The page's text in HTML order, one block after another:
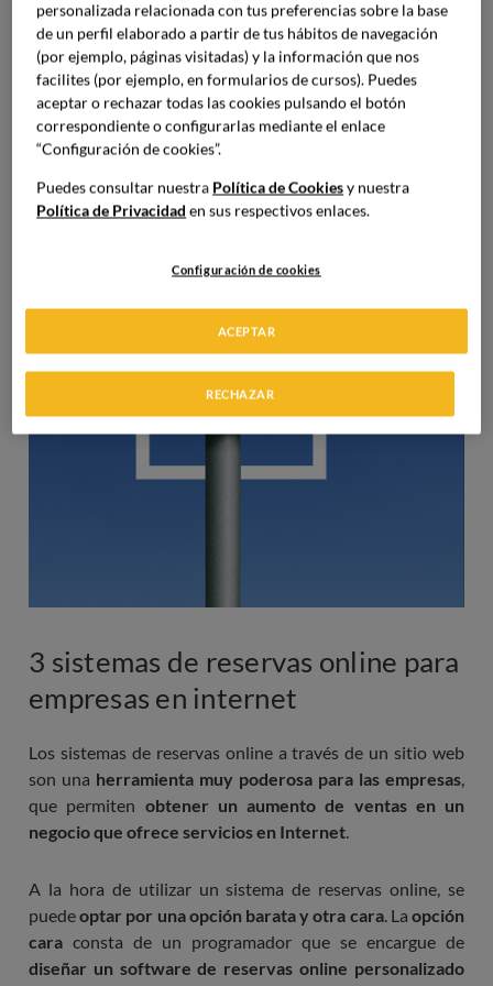
partes del mundo a los clientes,incluyendo
descripciones y fotografías
Además de contar con un sistema de reservas online que
facilite el trabajo en el restaurante, la empresa ha de
contar con diferentes estrategias de marketing digital
contar con un plan de marketing es un elemento
3 sistemas de reservas online para
empresas en internet
Los sistemas de reservas online a través de un sitio web
son una herramienta muy poderosa para las empresas,
que permiten obtener un aumento de ventas en un
negocio que ofrece servicios en Internet.
A la hora de utilizar un sistema de reservas online, se
puedeoptar por una opción barata y otra cara. Laopción
cara consta de un programador que se encargue de
diseñar un software de reservas online personalizado
personalizada relacionada con tus preferencias sobre la base
de un perfil elaborado a partir de tus hábitos de navegación
(por ejemplo, páginas visitadas) y la información que nos
facilites (por ejemplo, en formularios de cursos). Puedes
aceptar o rechazar todas las cookies pulsando el botón
correspondiente o configurarlas mediante el enlace
“Configuración de cookies”.
Puedes consultar nuestra Política de Cookiesy nuestra
Política de Privacidad en sus respectivos enlaces.
Configuración de cookies
RECHAZAR
ACEPTAR